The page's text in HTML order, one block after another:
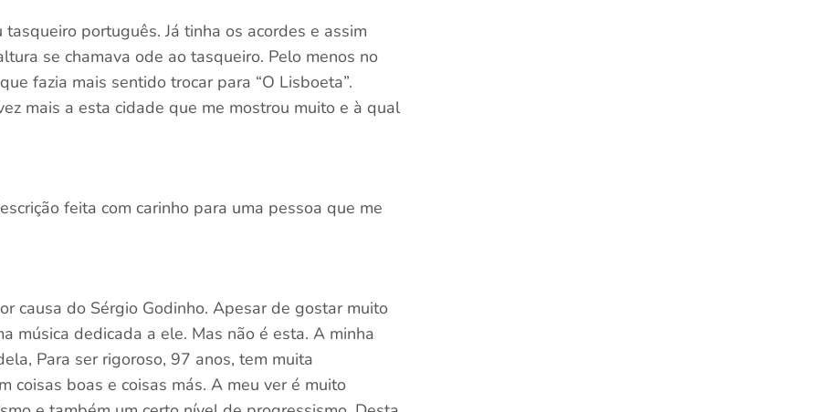
português. Já tinha os acordes e assim
se chamava ode ao tasqueiro. Pelo menos no
fazia mais sentido trocar para “O Lisboeta”.
mais a esta cidade que me mostrou muito e à qual
feita com carinho para uma pessoa que me
causa do Sérgio Godinho. Apesar de gostar muito
música dedicada a ele. Mas não é esta. A minha
Para ser rigoroso, 97 anos, tem muita
coisas boas e coisas más. A meu ver é muito